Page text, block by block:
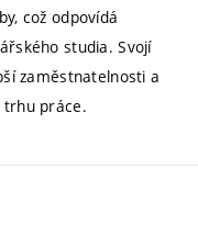
což odpovídá
studia. Svojí
zaměstnatelnosti a
trhu práce.